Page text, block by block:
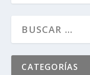
CATEGORÍAS